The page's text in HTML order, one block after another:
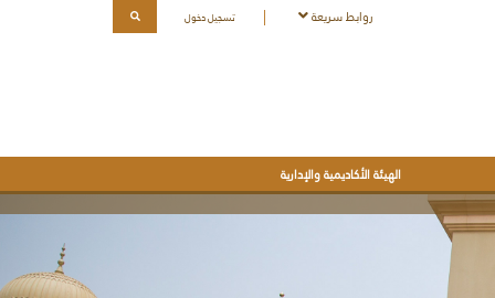
روابط سريعة تسجيل دخول
الهيئة الأكاديمية والإدارية